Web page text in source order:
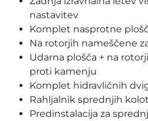
nastavitev
Komplet nasprotne
Na rotorjih nameščene
Udarna plošča + na
proti kamenju
Komplet hidravličnih
Rahljalnik sprednjih
Predinstalacija za